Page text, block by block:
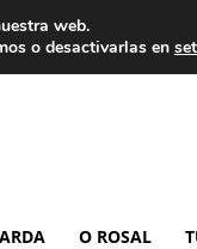
O ROSAL
web.
o desactivarlas en